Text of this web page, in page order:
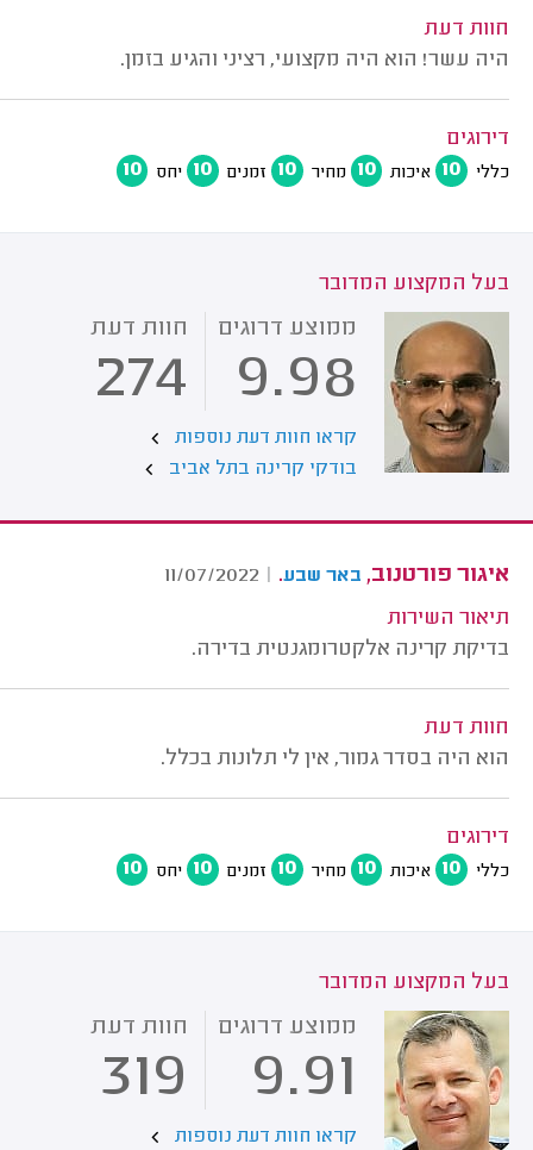
חוות דעת
היה עשר! הוא היה מקצועי, רציני והגיע בזמן.
דירוגים
כללי 10 איכות 10 מחיר 10 זמנים 10 יחס 10
בעל המקצוע המדובר
ממוצע דרוגים
9.98
חוות דעת
274
קראו חוות דעת נוספות
בודקי קרינה בתל אביב
איגור פורטנוב, באר שבע.
|
11/07/2022
תיאור השירות
בדיקת קרינה אלקטרומגנטית בדירה.
חוות דעת
הוא היה בסדר גמור, אין לי תלונות בכלל.
דירוגים
כללי 10 איכות 10 מחיר 10 זמנים 10 יחס 10
בעל המקצוע המדובר
ממוצע דרוגים
9.91
חוות דעת
319
קראו חוות דעת נוספות